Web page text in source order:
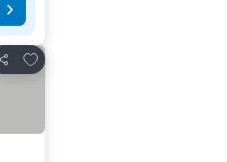
Κοινοποίηση
Προσθήκη στα αγαπημένα